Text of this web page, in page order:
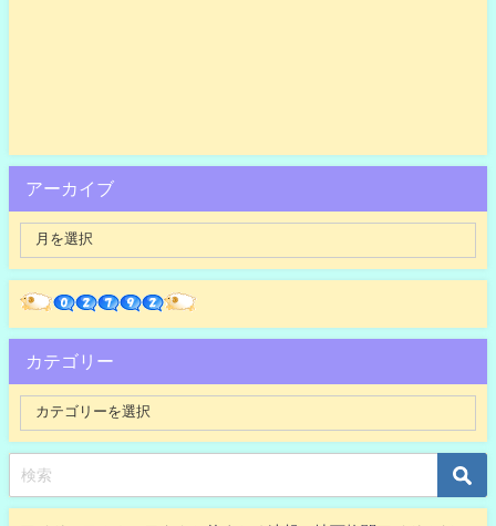
アーカイブ
カテゴリー